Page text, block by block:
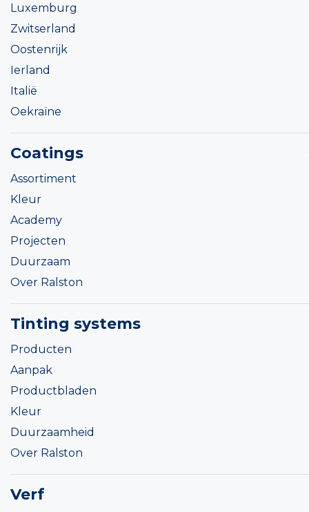
Luxemburg
Zwitserland
Oostenrijk
Ierland
Italië
Oekraïne
Coatings
Assortiment
Kleur
Academy
Projecten
Duurzaam
Over Ralston
Tinting systems
Producten
Aanpak
Productbladen
Kleur
Duurzaamheid
Over Ralston
Verf